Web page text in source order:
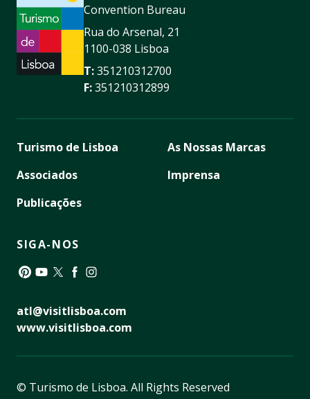
Convention Bureau
Rua do Arsenal, 21
1100-038 Lisboa
T:351210312700
F:351210312899
Turismo de Lisboa
Associados
Publicações
As Nossas Marcas
Imprensa
SIGA-NOS
atl@visitlisboa.com
www.visitlisboa.com
© Turismo de Lisboa. All Rights Reserved